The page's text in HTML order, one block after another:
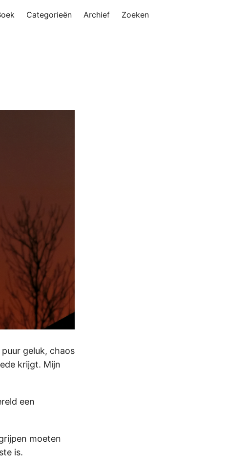
Categorieën Archief Zoeken
geluk, chaos
krijgt. Mijn
een
moeten
is.